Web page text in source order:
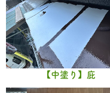
【中塗り】庇